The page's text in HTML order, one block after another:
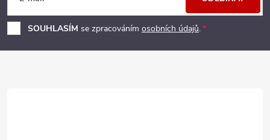
p
a
SOUHLASÍM se zpracováním osobních údajů.